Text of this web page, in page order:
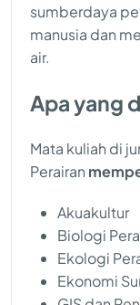
sumberdaya
manusia dan
air.
Apa yang
Mata kuliah di
Perairan
Akuakultur
Biologi
Ekologi
Ekonomi